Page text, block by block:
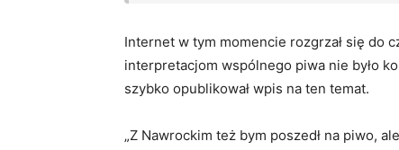
Internet w tym momencie rozgrzał się do
interpretacjom wspólnego piwa nie było
szybko opublikował wpis na ten temat.
„Z Nawrockim też bym poszedł na piwo,